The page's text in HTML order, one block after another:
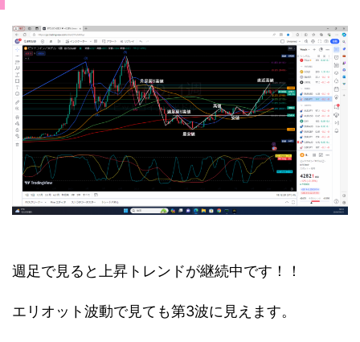
週足で見ると上昇トレンドが継続中です！！
エリオット波動で見ても第3波に見えます。